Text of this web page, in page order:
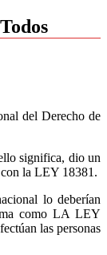
del Derecho de
significa, dio un
la LEY 18381.
lo deberían
como LA LEY
las personas